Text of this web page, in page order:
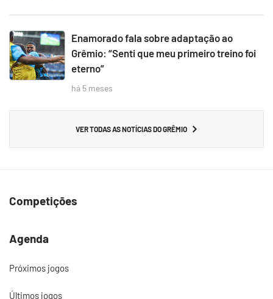
Enamorado fala sobre adaptação ao
Grêmio: “Senti que meu primeiro treino foi
eterno”
há 5 meses
VER TODAS AS NOTÍCIAS DO GRÊMIO
Competições
Agenda
Próximos jogos
Últimos jogos